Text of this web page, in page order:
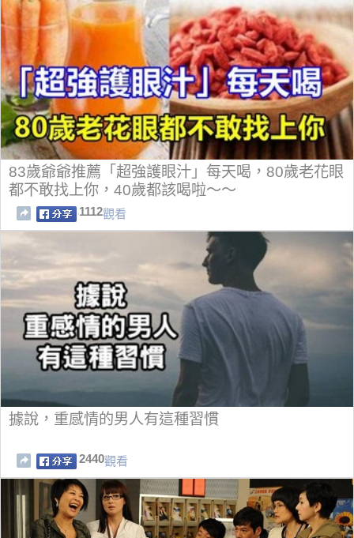
83歲爺爺推薦「超強護眼汁」每天喝，80歲老花眼
都不敢找上你，40歲都該喝啦～～
1112觀看
據說，重感情的男人有這種習慣
2440觀看